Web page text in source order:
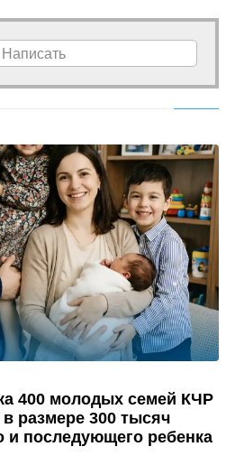
Написать
400 молодых семей КЧР
размере 300 тысяч
и последующего ребенка